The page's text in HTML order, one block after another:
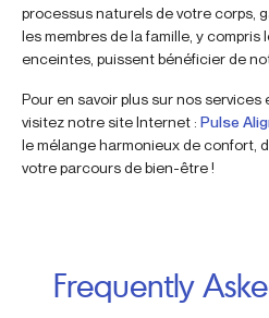
processus naturels de votre corps,
les membres de la famille, y
enceintes, puissent bénéficier de
Pour en savoir plus sur nos services
visitez notre site Internet : Pulse
le mélange harmonieux de confort,
votre parcours de bien-être !
Frequently